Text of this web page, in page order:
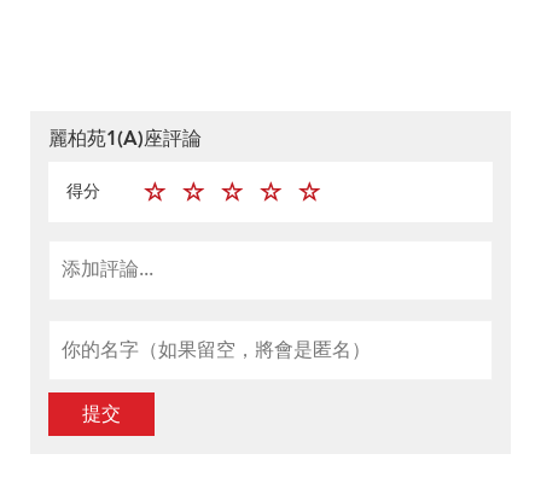
麗柏苑1(A)座評論
得分
提交